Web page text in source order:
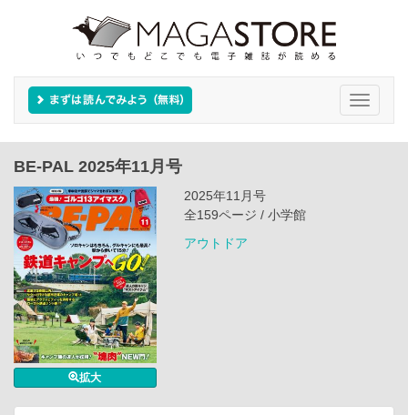
Toggle
BE-PAL 2025年11月号
拡大
2025年11月号
全159ページ / 小学館
アウトドア